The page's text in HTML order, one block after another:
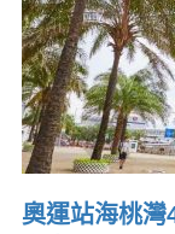
奧運站海桃